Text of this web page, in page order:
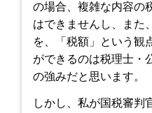
の場合、複雑な内容の
はできませんし、また
を、「税額」という観
ができるのは税理士・
の強みだと思います。
しかし、私が国税審判